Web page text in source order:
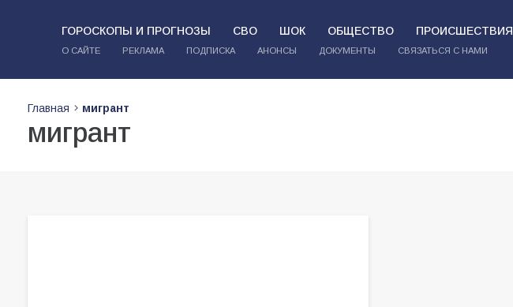
ГОРОСКОПЫ И ПРОГНОЗЫ СВО ШОК ОБЩЕСТВО ПРОИСШЕСТВИЯ
О САЙТЕ РЕКЛАМА ПОДПИСКА АНОНСЫ ДОКУМЕНТЫ СВЯЗАТЬСЯ С НАМИ
Главная мигрант
мигрант